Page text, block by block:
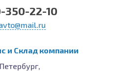
350-22-10
и Cклад компании